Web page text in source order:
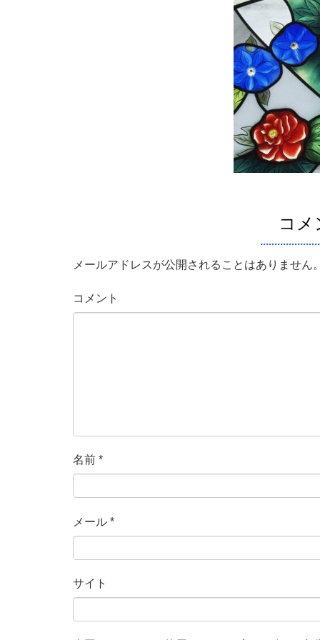
コメ
メールアドレスが公開されることはありません
コメント
名前 *
メール *
サイト